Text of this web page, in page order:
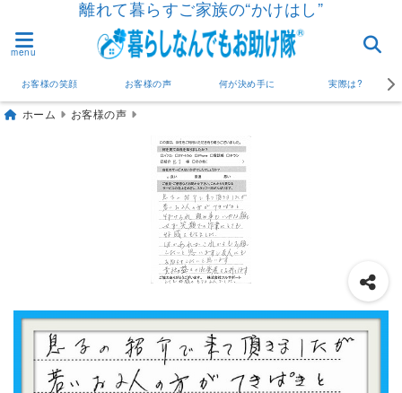
離れて暮らすご家族の“かけはし”
menu
お客様の笑顔 お客様の声 何が決め手に 実際は?
ホーム お客様の声